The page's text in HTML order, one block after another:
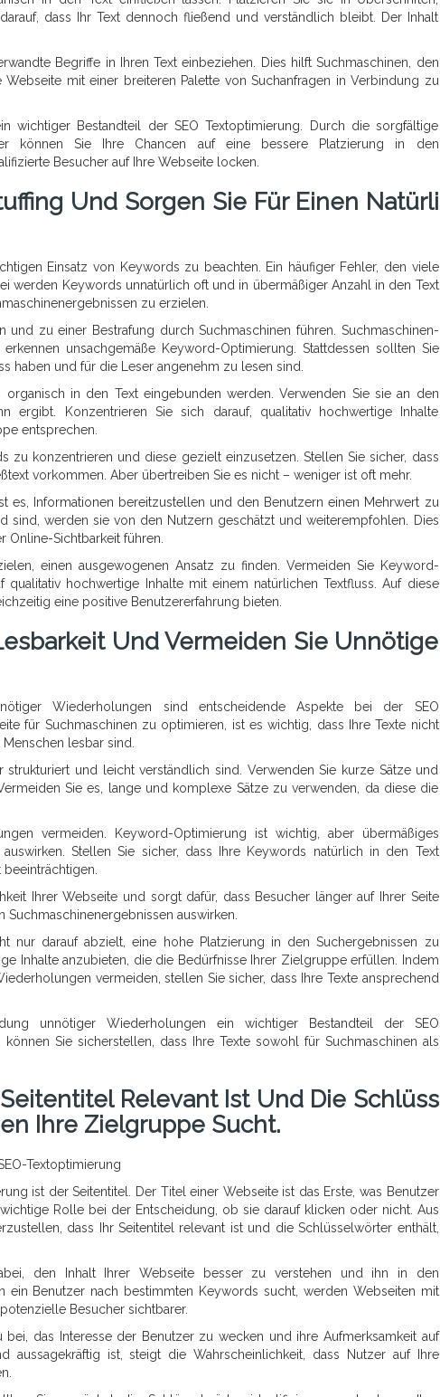
dass Ihr Text dennoch fließend und verständlich bleibt. Der Inhalt
Begriffe in Ihren Text einbeziehen. Dies hilft Suchmaschinen, den
mit einer breiteren Palette von Suchanfragen in Verbindung zu
wichtiger Bestandteil der SEO Textoptimierung. Durch die sorgfältige
können Sie Ihre Chancen auf eine bessere Platzierung in den
Besucher auf Ihre Webseite locken.
Und Sorgen Sie Für Einen Natürli
Einsatz von Keywords zu beachten. Ein häufiger Fehler, den viele
werden Keywords unnatürlich oft und in übermäßiger Anzahl in den Text
zu erzielen.
und zu einer Bestrafung durch Suchmaschinen führen. Suchmaschinen-
unsachgemäße Keyword-Optimierung. Stattdessen sollten Sie
haben und für die Leser angenehm zu lesen sind.
organisch in den Text eingebunden werden. Verwenden Sie sie an den
ergibt. Konzentrieren Sie sich darauf, qualitativ hochwertige Inhalte
entsprechen.
zu konzentrieren und diese gezielt einzusetzen. Stellen Sie sicher, dass
vorkommen. Aber übertreiben Sie es nicht – weniger ist oft mehr.
es, Informationen bereitzustellen und den Benutzern einen Mehrwert zu
sind, werden sie von den Nutzern geschätzt und weiterempfohlen. Dies
Online-Sichtbarkeit führen.
einen ausgewogenen Ansatz zu finden. Vermeiden Sie Keyword-
qualitativ hochwertige Inhalte mit einem natürlichen Textfluss. Auf diese
eine positive Benutzererfahrung bieten.
Und Vermeiden Sie Unnötige
Wiederholungen sind entscheidende Aspekte bei der SEO
für Suchmaschinen zu optimieren, ist es wichtig, dass Ihre Texte nicht
lesbar sind.
strukturiert und leicht verständlich sind. Verwenden Sie kurze Sätze und
Sie es, lange und komplexe Sätze zu verwenden, da diese die
vermeiden. Keyword-Optimierung ist wichtig, aber übermäßiges
Stellen Sie sicher, dass Ihre Keywords natürlich in den Text
Ihrer Webseite und sorgt dafür, dass Besucher länger auf Ihrer Seite
Suchmaschinenergebnissen auswirken.
nur darauf abzielt, eine hohe Platzierung in den Suchergebnissen zu
Inhalte anzubieten, die die Bedürfnisse Ihrer Zielgruppe erfüllen. Indem
vermeiden, stellen Sie sicher, dass Ihre Texte ansprechend
unnötiger Wiederholungen ein wichtiger Bestandteil der SEO
Sie sicherstellen, dass Ihre Texte sowohl für Suchmaschinen als
Relevant Ist Und Die Schlüss
Ihre Zielgruppe Sucht.
Textoptimierung
ist der Seitentitel. Der Titel einer Webseite ist das Erste, was Benutzer
Rolle bei der Entscheidung, ob sie darauf klicken oder nicht. Aus
dass Ihr Seitentitel relevant ist und die Schlüsselwörter enthält,
den Inhalt Ihrer Webseite besser zu verstehen und ihn in den
ein Benutzer nach bestimmten Keywords sucht, werden Webseiten mit
Besucher sichtbarer.
bei, das Interesse der Benutzer zu wecken und ihre Aufmerksamkeit auf
ist, steigt die Wahrscheinlichkeit, dass Nutzer auf Ihre